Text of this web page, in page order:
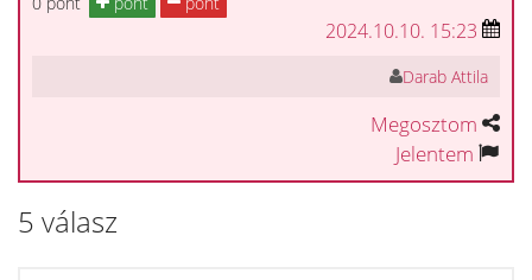
2024.10.10. 15:23
Darab Attila
Megosztom
Jelentem
5 válasz